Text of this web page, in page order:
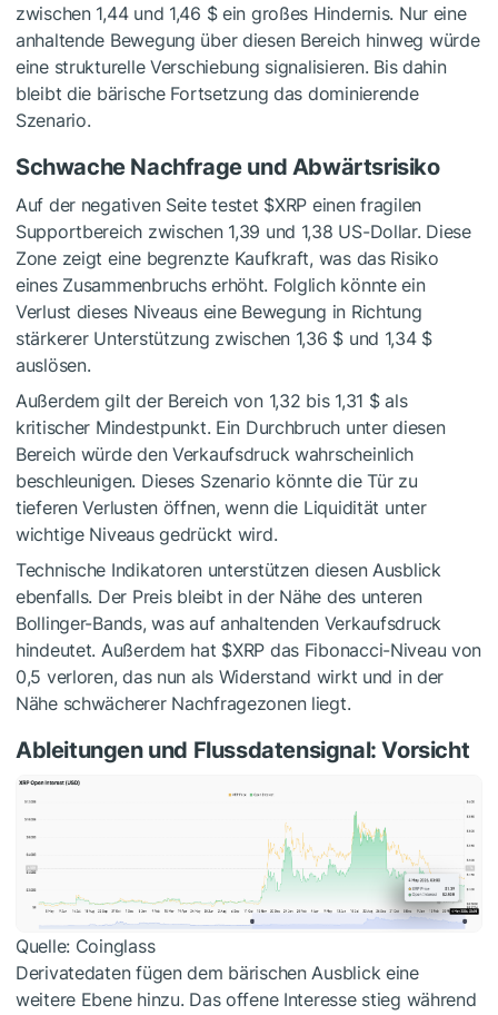
zwischen 1,44 und 1,46 $ ein großes Hindernis. Nur eine
anhaltende Bewegung über diesen Bereich hinweg würde
eine strukturelle Verschiebung signalisieren. Bis dahin
bleibt die bärische Fortsetzung das dominierende
Szenario.
Schwache Nachfrage und Abwärtsrisiko
Auf der negativen Seite testet $XRP einen fragilen
Supportbereich zwischen 1,39 und 1,38 US-Dollar. Diese
Zone zeigt eine begrenzte Kaufkraft, was das Risiko
eines Zusammenbruchs erhöht. Folglich könnte ein
Verlust dieses Niveaus eine Bewegung in Richtung
stärkerer Unterstützung zwischen 1,36 $ und 1,34 $
auslösen.
Außerdem gilt der Bereich von 1,32 bis 1,31 $ als
kritischer Mindestpunkt. Ein Durchbruch unter diesen
Bereich würde den Verkaufsdruck wahrscheinlich
beschleunigen. Dieses Szenario könnte die Tür zu
tieferen Verlusten öffnen, wenn die Liquidität unter
wichtige Niveaus gedrückt wird.
Technische Indikatoren unterstützen diesen Ausblick
ebenfalls. Der Preis bleibt in der Nähe des unteren
Bollinger-Bands, was auf anhaltenden Verkaufsdruck
hindeutet. Außerdem hat $XRP das Fibonacci-Niveau von
0,5 verloren, das nun als Widerstand wirkt und in der
Nähe schwächerer Nachfragezonen liegt.
Ableitungen und Flussdatensignal: Vorsicht
Quelle: Coinglass
Derivatedaten fügen dem bärischen Ausblick eine
weitere Ebene hinzu. Das offene Interesse stieg während